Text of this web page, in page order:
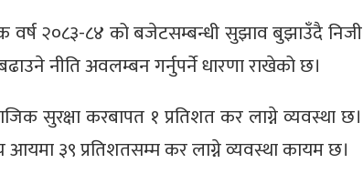
वर्ष २०८३-८४ को बजेटसम्बन्धी सुझाव बुझाउँदै निजी
नीति अवलम्बन गर्नुपर्ने धारणा राखेको छ।
सुरक्षा करबापत १ प्रतिशत कर लाग्ने व्यवस्था छ।
३९ प्रतिशतसम्म कर लाग्ने व्यवस्था कायम छ।